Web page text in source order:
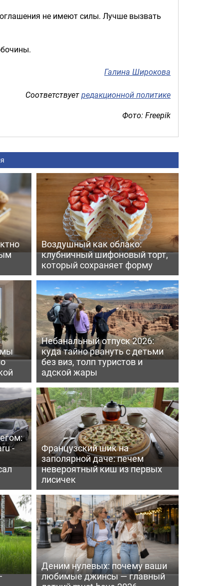
не имеют силы. Лучше вызвать
Галина Широкова
Соответствуетредакционной политике
Фото: Freepik
Воздушный как облако:
клубничный шифоновый торт,
который сохраняет форму
мы
Небанальный отпуск 2026:
куда тайно рвануть с детьми
без виз, толп туристов и
адской жары
-
Французский шик на
заполярной даче: печем
невероятный киш из первых
лисичек
Деним нулевых: почему ваши
любимые джинсы — главный